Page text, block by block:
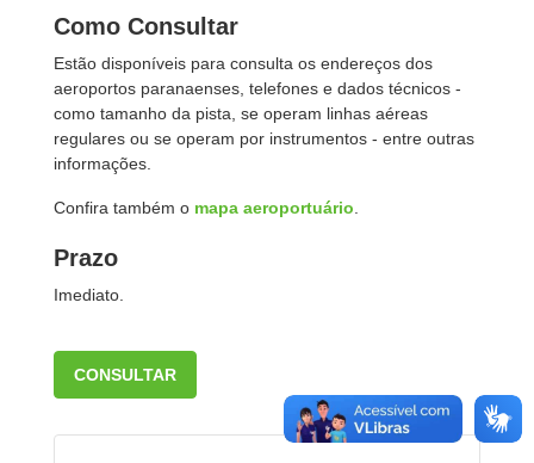
Como Consultar
Estão disponíveis para consulta os endereços dos
aeroportos paranaenses, telefones e dados técnicos -
como tamanho da pista, se operam linhas aéreas
regulares ou se operam por instrumentos - entre outras
informações.
Confira também o mapa aeroportuário
Prazo
Imediato.
CONSULTAR